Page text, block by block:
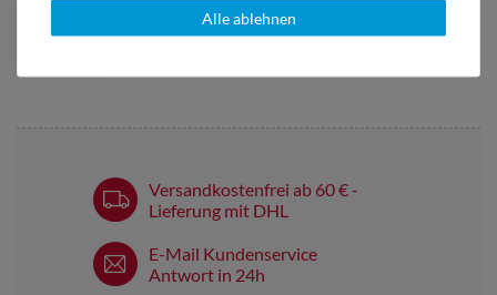
Versandkostenfrei ab 60 € -
Lieferung mit DHL
E-Mail Kundenservice
Antwort in 24h
Alle ablehnen